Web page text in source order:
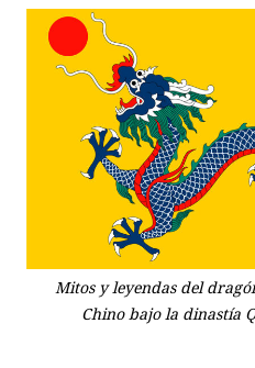
Mitos y leyendas del
Chino bajo la dinastía